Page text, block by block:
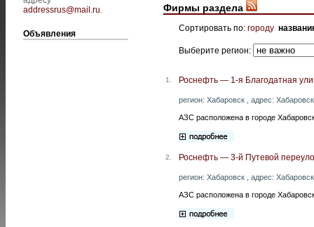
addressrus@mail.ru.
Объявления
Фирмы раздела
Сортировать по: городу
Выберите регион:
1. Роснефть — 1-я Благодатная
регион: Хабаровск , адрес:
АЗС расположена в городе
2. Роснефть — 3-й Путевой
регион: Хабаровск , адрес:
АЗС расположена в городе